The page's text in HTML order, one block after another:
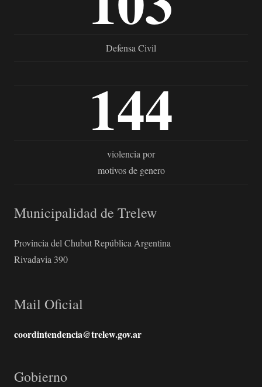
Defensa Civil
144
violencia por
motivos de genero
Municipalidad de Trelew
Provincia del Chubut República Argentina
Rivadavia 390
Mail Oficial
coordintendencia@trelew.gov.ar
Gobierno